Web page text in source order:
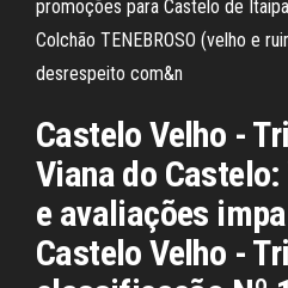
promoções para Castelo de
Colchão TENEBROSO (velho e
desrespeito com&n
Castelo Velho -
Viana do
e avaliações
Castelo Velho -